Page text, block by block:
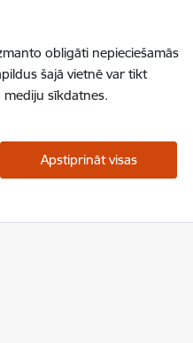
obligāti nepieciešamās
šajā vietnē var tikt
sīkdatnes.
Apstiprināt visas